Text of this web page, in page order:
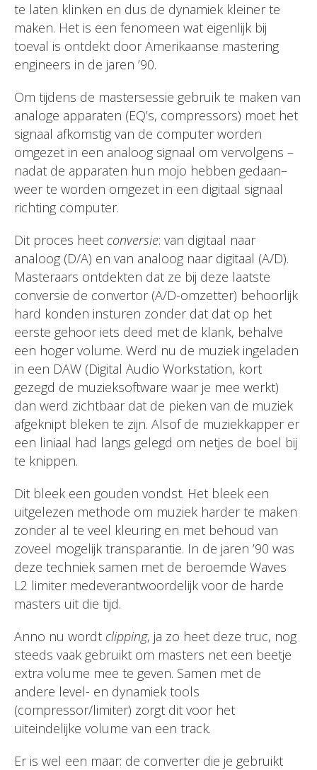
te laten klinken en dus de dynamiek kleiner te
maken. Het is een fenomeen wat eigenlijk bij
toeval is ontdekt door Amerikaanse mastering
engineers in de jaren ’90.
Om tijdens de mastersessie gebruik te maken van
analoge apparaten (EQ’s, compressors) moet het
signaal afkomstig van de computer worden
omgezet in een analoog signaal om vervolgens –
nadat de apparaten hun mojo hebben gedaan–
weer te worden omgezet in een digitaal signaal
richting computer.
Dit proces heet conversie: van digitaal naar
analoog (D/A) en van analoog naar digitaal (A/D).
Masteraars ontdekten dat ze bij deze laatste
conversie de convertor (A/D-omzetter) behoorlijk
hard konden insturen zonder dat dat op het
eerste gehoor iets deed met de klank, behalve
een hoger volume. Werd nu de muziek ingeladen
in een DAW (Digital Audio Workstation, kort
gezegd de muzieksoftware waar je mee werkt)
dan werd zichtbaar dat de pieken van de muziek
afgeknipt bleken te zijn. Alsof de muziekkapper er
een liniaal had langs gelegd om netjes de boel bij
te knippen.
Dit bleek een gouden vondst. Het bleek een
uitgelezen methode om muziek harder te maken
zonder al te veel kleuring en met behoud van
zoveel mogelijk transparantie. In de jaren ’90 was
deze techniek samen met de beroemde Waves
L2 limiter medeverantwoordelijk voor de harde
masters uit die tijd.
Anno nu wordt clipping, ja zo heet deze truc, nog
steeds vaak gebruikt om masters net een beetje
extra volume mee te geven. Samen met de
andere level- en dynamiek tools
(compressor/limiter) zorgt dit voor het
uiteindelijke volume van een track.
Er is wel een maar: de converter die je gebruikt